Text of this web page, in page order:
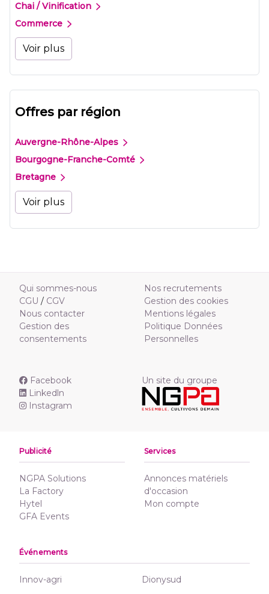
Chai / Vinification
Commerce
Voir plus
Offres par région
Auvergne-Rhône-Alpes
Bourgogne-Franche-Comté
Bretagne
Voir plus
Qui sommes-nous
CGU / CGV
Nous contacter
Gestion des
consentements
Nos recrutements
Gestion des cookies
Mentions légales
Politique Données
Personnelles
Facebook
Linkedln
Instagram
Un site du groupe
Publicité
NGPA Solutions
La Factory
Hytel
GFA Events
Services
Annonces matériels
d'occasion
Mon compte
Événements
Innov-agri Dionysud